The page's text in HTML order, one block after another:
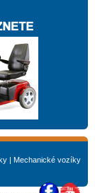
Mechanické vozíky